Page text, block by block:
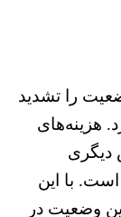
را تشدید
هزینه‌های
دیگری
با این
وضعیت در